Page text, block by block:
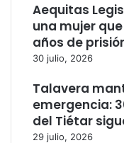
Aequitas
una mujer
años de
30 julio, 2026
Talavera
emergencia:
del Tiétar
29 julio, 2026